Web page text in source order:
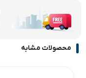
محصولات مشابه